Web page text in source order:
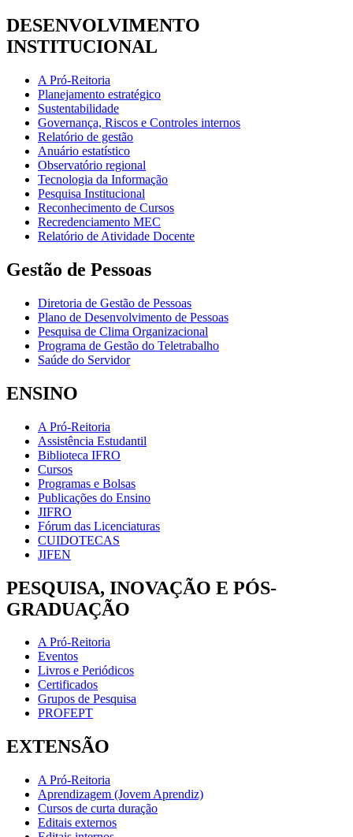
DESENVOLVIMENTO
INSTITUCIONAL
A Pró-Reitoria
Planejamento estratégico
Sustentabilidade
Governança, Riscos e Controles internos
Relatório de gestão
Anuário estatístico
Observatório regional
Tecnologia da Informação
Pesquisa Institucional
Reconhecimento de Cursos
Recredenciamento MEC
Relatório de Atividade Docente
Gestão de Pessoas
Diretoria de Gestão de Pessoas
Plano de Desenvolvimento de Pessoas
Pesquisa de Clima Organizacional
Programa de Gestão do Teletrabalho
Saúde do Servidor
ENSINO
A Pró-Reitoria
Assistência Estudantil
Biblioteca IFRO
Cursos
Programas e Bolsas
Publicações do Ensino
JIFRO
Fórum das Licenciaturas
CUIDOTECAS
JIFEN
PESQUISA, INOVAÇÃO E PÓS-
GRADUAÇÃO
A Pró-Reitoria
Eventos
Livros e Periódicos
Certificados
Grupos de Pesquisa
PROFEPT
EXTENSÃO
A Pró-Reitoria
Aprendizagem (Jovem Aprendiz)
Cursos de curta duração
Editais externos